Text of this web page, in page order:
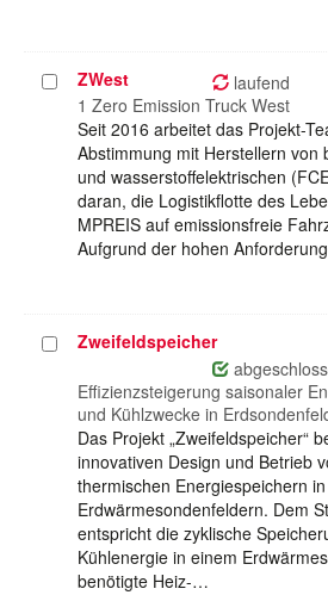
Projekt
auswählen
ZWest laufend
1 Zero Emission Truck West
Seit 2016 arbeitet das Projekt-
Abstimmung mit Herstellern von
und wasserstoffelektrischen
daran, die Logistikflotte des
MPREIS auf emissionsfreie
Aufgrund der hohen
ProjektZweifeldspeicher
Effizienzsteigerung saisonaler
und Kühlzwecke in
Das Projekt „Zweifeldspeicher“
innovativen Design und Betrieb
thermischen Energiespeichern
Erdwärmesondenfeldern. Dem
entspricht die zyklische
Kühlenergie in einem
benötigte Heiz-…